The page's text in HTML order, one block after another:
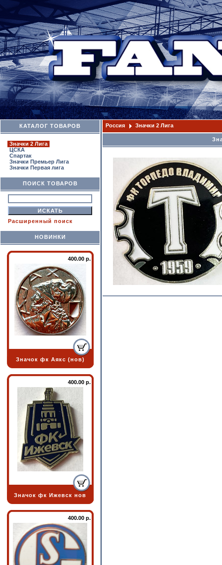
КАТАЛОГ ТОВАРОВ
Значки 2 Лига
ЦСКА
Спартак
Значки Премьер Лига
Значки Первая лига
ПОИСК ТОВАРОВ
Расширенный поиск
НОВИНКИ
400.00 р.
Значок фк Аякс (нов)
400.00 р.
Значок фк Ижевск нов
400.00 р.
Россия Значки 2 Лига